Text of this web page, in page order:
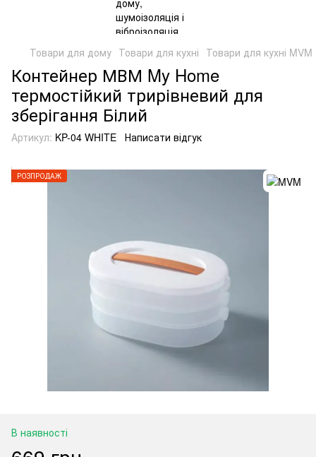
Товари для дому Товари для кухні Товари для кухні MVM
Контейнер МВМ My Home
термостійкий трирівневий для
зберігання Білий
Артикул: KP-04 WHITE Написати відгук
РОЗПРОДАЖ
В наявності